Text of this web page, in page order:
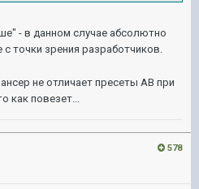
- в данном случае абсолютно
точки зрения разработчиков.
не отличает пресеты АВ при
как повезет...
578